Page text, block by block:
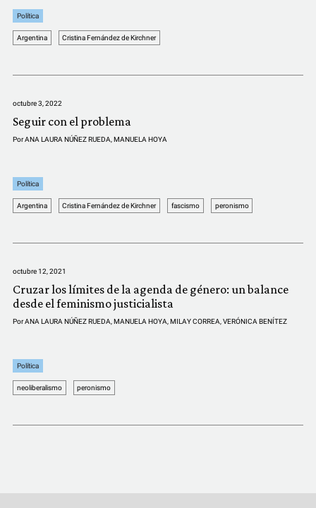
Política
Argentina Cristina Fernández de Kirchner
octubre 3, 2022
Seguir con el problema
PorANA LAURA NÚÑEZ RUEDA MANUELA HOYA
Política
Argentina Cristina Fernández de Kirchner fascismo peronismo
octubre 12, 2021
Cruzar los límites de la agenda de género: un balance
desde el feminismo justicialista
PorANA LAURA NÚÑEZ RUEDA MANUELA HOYA MILAY CORREA VERÓNICA BENÍTEZ
Política
neoliberalismo peronismo